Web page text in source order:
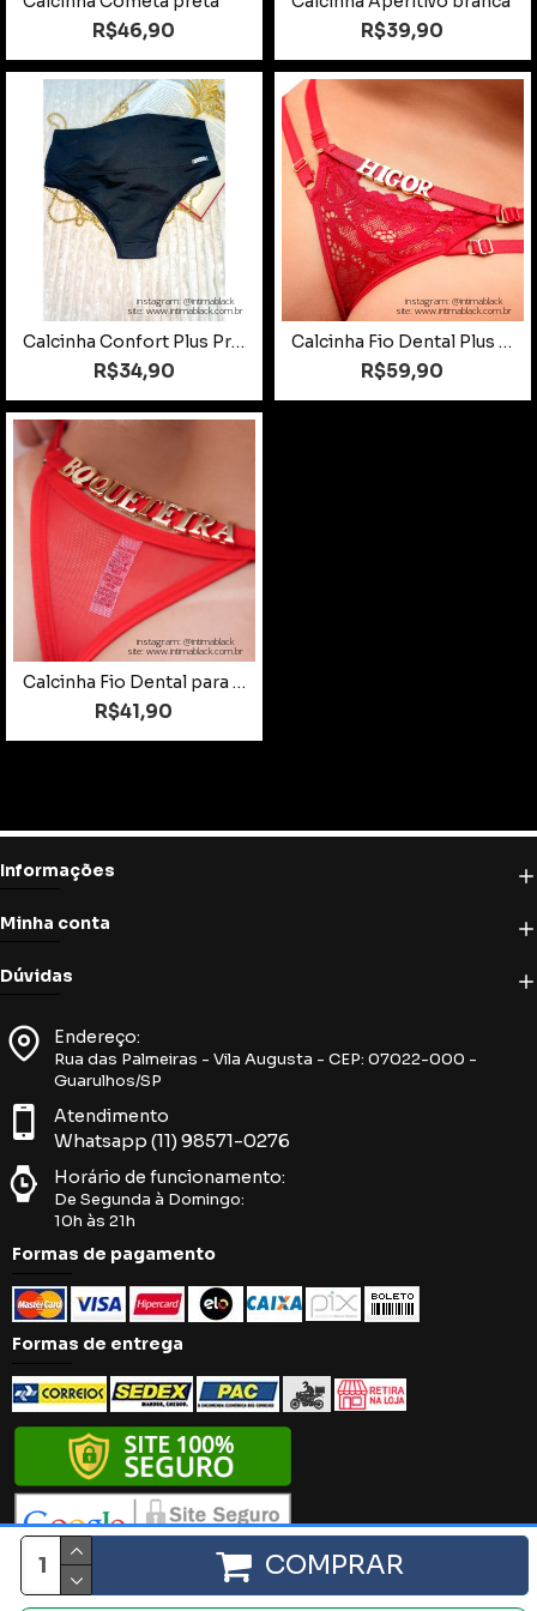
COMPRAR
R$46,90 R$39,90
instagram: @intimablack
site: www.intimablack.com.br
Calcinha Confort Plus Preto Tamanho 52
R$34,90
instagram: @intimablack
site: www.intimablack.com.br
Calcinha Fio Dental Plus Size para Personalizar
R$59,90
instagram: @intimablack
site: www.intimablack.com.br
Calcinha Fio Dental para Personalizar
R$41,90
Informações
Minha conta
Dúvidas
Endereço:
Rua das Palmeiras - Vila Augusta - CEP: 07022-000 -
Guarulhos/SP
Atendimento
Whatsapp (11) 98571-0276
Horário de funcionamento:
De Segunda à Domingo:
10h às 21h
Formas de pagamento
Formas de entrega